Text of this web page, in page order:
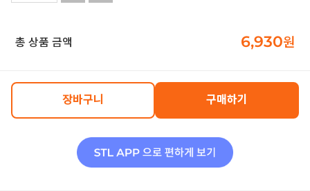
총 상품 금액 6,930원
장바구니 구매하기